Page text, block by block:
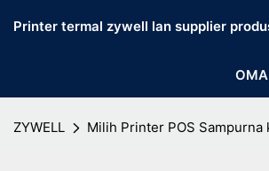
Printer termal zywell lan supplier
ZYWELL Milih Printer POS Sampurna